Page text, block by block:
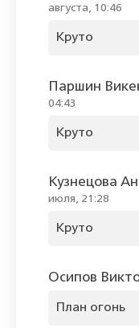
августа, 10:46
Круто
Паршин
04:43
Круто
Кузнецова
июля, 21:28
Круто
Осипов
План огонь